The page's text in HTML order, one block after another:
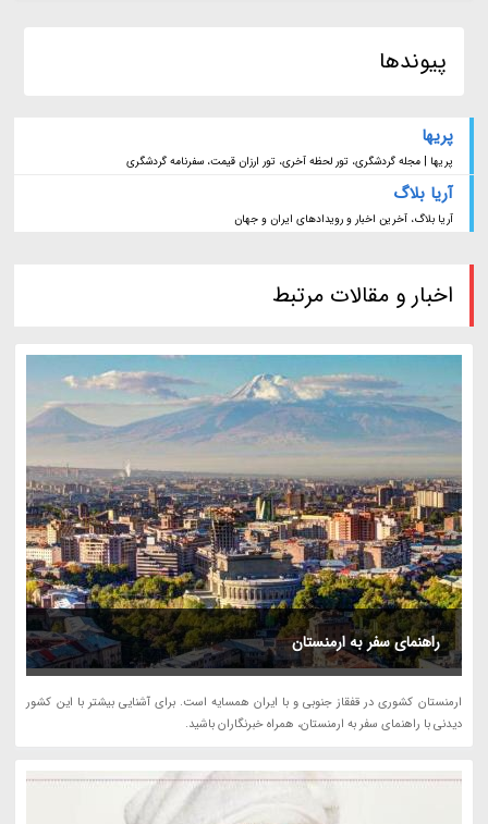
پیوندها
پریها
پریها | مجله گردشگری، تور لحظه آخری، تور ارزان قیمت، سفرنامه گردشگری
آریا بلاگ
آریا بلاگ، آخرین اخبار و رویدادهای ایران و جهان
اخبار و مقالات مرتبط
راهنمای سفر به ارمنستان
ارمنستان کشوری در قفقاز جنوبی و با ایران همسایه است. برای آشنایی بیشتر با این کشور
دیدنی با راهنمای سفر به ارمنستان، همراه خبرنگاران باشید.